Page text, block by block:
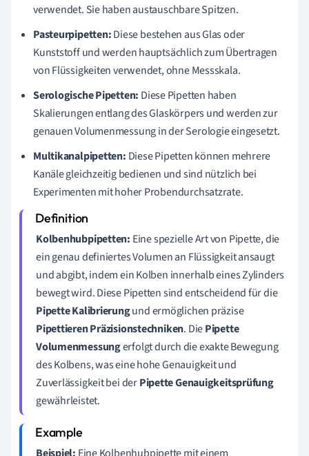
verwendet. Sie haben austauschbare Spitzen.
Pasteurpipetten:Diese bestehen aus Glas oder
Kunststoff und werden hauptsächlich zum Übertragen
von Flüssigkeiten verwendet, ohne Messskala.
Serologische Pipetten: Diese Pipetten haben
Skalierungen entlang des Glaskörpers und werden zur
genauen Volumenmessung in der Serologie eingesetzt.
Multikanalpipetten: Diese Pipetten können mehrere
Kanäle gleichzeitig bedienen und sind nützlich bei
Experimenten mit hoher Probendurchsatzrate.
Kolbenhubpipetten: Eine spezielle Art von Pipette, die
ein genau definiertes Volumen an Flüssigkeit ansaugt
und abgibt, indem ein Kolben innerhalb eines Zylinders
bewegt wird. Diese Pipetten sind entscheidend für die
Pipette Kalibrierungund ermöglichen präzise
Pipettieren Präzisionstechniken. DiePipette
Volumenmessungerfolgt durch die exakte Bewegung
des Kolbens, was eine hohe Genauigkeit und
Zuverlässigkeit bei derPipette Genauigkeitsprüfung
gewährleistet.